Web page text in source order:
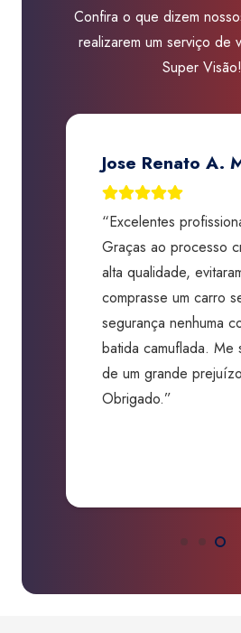
Confira o que dizem
realizarem um serviço de
Super Visão!
Jose Renato A.
“Excelentes
Graças ao processo
alta qualidade,
comprasse um carro
segurança nenhuma
batida camuflada. Me
de um grande
Obrigado.”